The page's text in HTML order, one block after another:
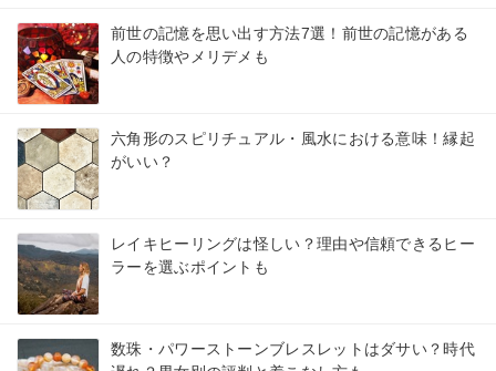
前世の記憶を思い出す方法7選！前世の記憶がある
人の特徴やメリデメも
六角形のスピリチュアル・風水における意味！縁起
がいい？
レイキヒーリングは怪しい？理由や信頼できるヒー
ラーを選ぶポイントも
数珠・パワーストーンブレスレットはダサい？時代